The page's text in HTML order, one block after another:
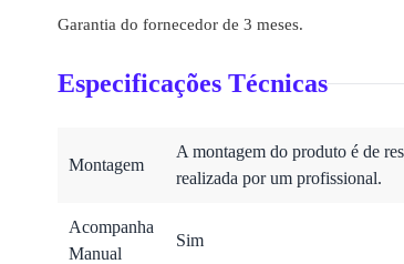
Garantia do fornecedor de 3 meses.
Especificações Técnicas
Montagem
A montagem do produto é de
realizada por um profissional.
Acompanha
Manual
Sim